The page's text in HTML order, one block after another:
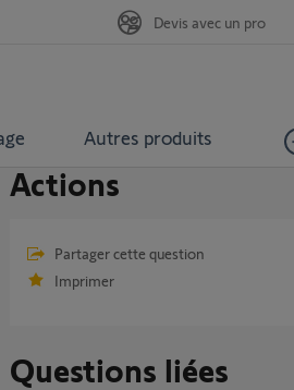
Autres produits
Devis avec un pro
Actions
Partager cette question
Imprimer
Questions liées